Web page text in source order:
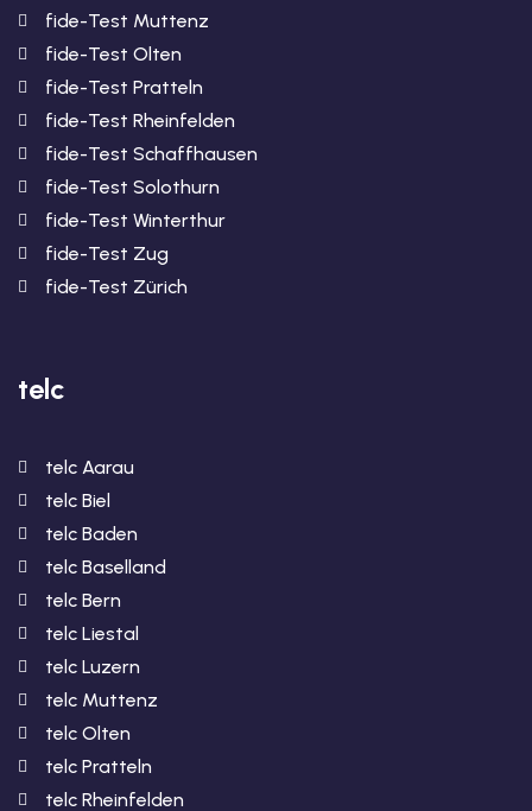
fide-Test Muttenz
fide-Test Olten
fide-Test Pratteln
fide-Test Rheinfelden
fide-Test Schaffhausen
fide-Test Solothurn
fide-Test Winterthur
fide-Test Zug
fide-Test Zürich
telc
telc Aarau
telc Biel
telc Baden
telc Baselland
telc Bern
telc Liestal
telc Luzern
telc Muttenz
telc Olten
telc Pratteln
telc Rheinfelden